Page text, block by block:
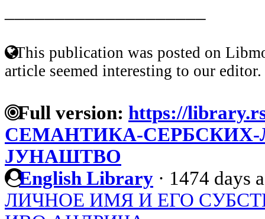
This publication was posted on
article seemed interesting to our editor.
Full version: https://
СЕМАНТИКА-
JУНАШТВО
English Library · 1474 days
ЛИЧНОЕ ИМЯ И ЕГО